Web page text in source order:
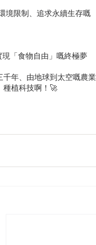
境限制、追求永續生存嘅
「食物自由」嘅終極夢
年、由地球到太空嘅農業
種植科技啊！🚀